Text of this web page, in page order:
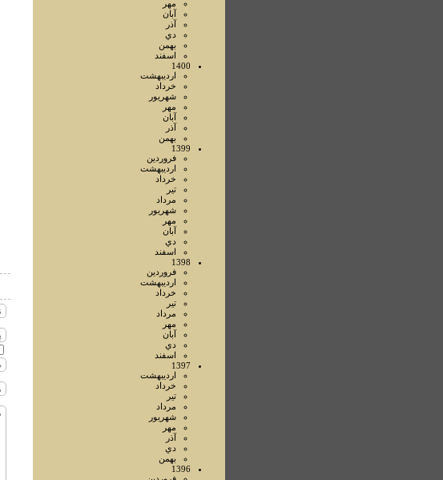
مهر
آبان
آذر
دي
بهمن
اسفند
1400
ارديبهشت
خرداد
شهريور
مهر
آبان
آذر
بهمن
1399
فروردين
ارديبهشت
خرداد
تير
مرداد
شهريور
مهر
آبان
دي
اسفند
1398
فروردين
ارديبهشت
خرداد
تير
مرداد
مهر
آبان
دي
اسفند
1397
ارديبهشت
خرداد
تير
مرداد
شهريور
مهر
آذر
دي
بهمن
1396